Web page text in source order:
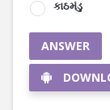
કાઠમંડુ
ANSWER